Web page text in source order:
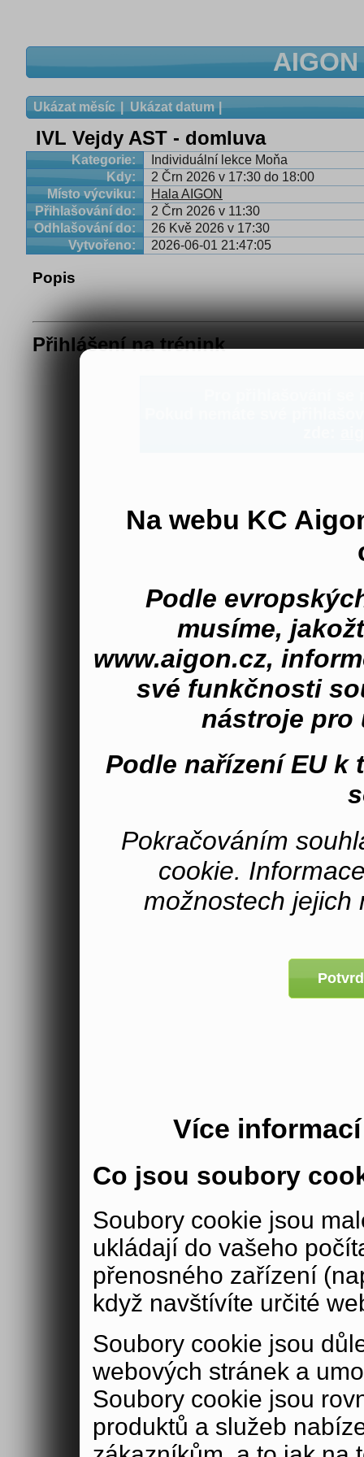
Na webu KC
Podle
musíme,
www.aigon.cz,
své funkčnosti
nástroje pro
Podle nařízení EU k
Pokračováním
cookie.
možnostech jejich
Více
Co jsou soubory
Soubory cookie jsou
ukládají do vašeho
přenosného zařízení
když navštívíte určité
Soubory cookie jsou
webových stránek a
Soubory cookie jsou
produktů a služeb
Ukázat měsíc Ukázat datum
IVL Vejdy AST - domluva
Kategorie:
Individuální lekce Moňa
Kdy:
2 Črn 2026 v 17:30 do 18:00
Místo výcviku:
Hala AIGON
Přihlašování do:
2 Črn 2026 v 11:30
Odhlašování do:
26 Kvě 2026 v 17:30
Vytvořeno:
2026-06-01 21:47:05
Popis
Přihlášení na trénink